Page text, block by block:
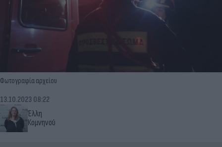
Φωτογραφία αρχείου
Έλλη
Κομνηνού
13.10.2023 08:22